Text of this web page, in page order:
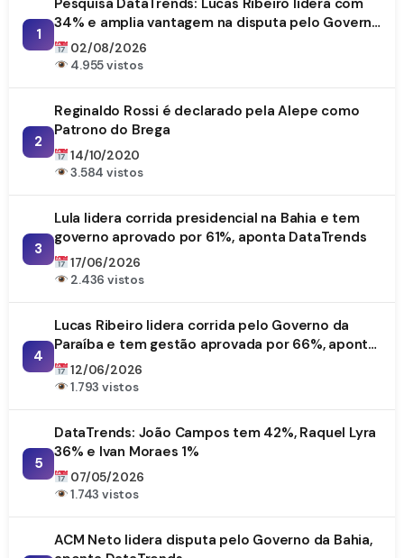
1
Pesquisa DataTrends: Lucas Ribeiro lidera com
34% e amplia vantagem na disputa pelo Governo
da Paraíba
02/08/2026
4.955 vistos
2
Reginaldo Rossi é declarado pela Alepe como
Patrono do Brega
14/10/2020
3.584 vistos
3
Lula lidera corrida presidencial na Bahia e tem
governo aprovado por 61%, aponta DataTrends
17/06/2026
2.436 vistos
4
Lucas Ribeiro lidera corrida pelo Governo da
Paraíba e tem gestão aprovada por 66%, aponta
DataTrends
12/06/2026
1.793 vistos
5
DataTrends: João Campos tem 42%, Raquel Lyra
36% e Ivan Moraes 1%
07/05/2026
1.743 vistos
ACM Neto lidera disputa pelo Governo da Bahia,